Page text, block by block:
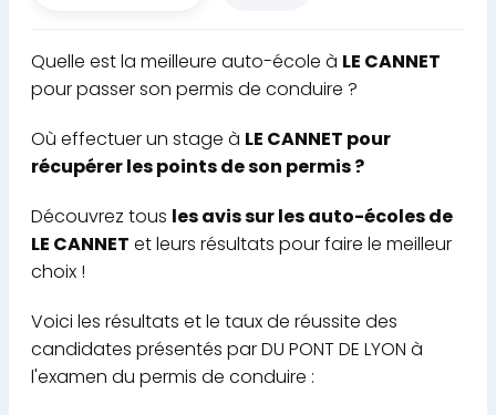
Quelle est la meilleure auto-école à LE CANNET
pour passer son permis de conduire ?
Où effectuer un stage à LE CANNET pour
récupérer les points de son permis ?
Découvrez tous les avis sur les auto-écoles de
LE CANNET et leurs résultats pour faire le meilleur
choix !
Voici les résultats et le taux de réussite des
candidates présentés par DU PONT DE LYON à
l'examen du permis de conduire :